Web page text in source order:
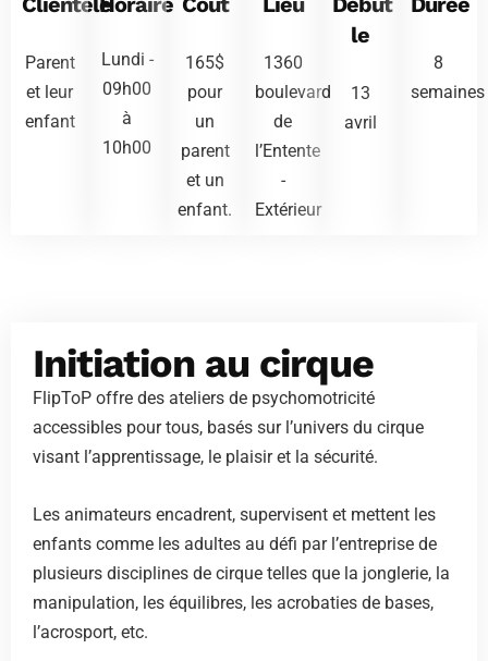
Parent
et leur
enfant
Lundi -
09h00
à
10h00
165$
pour
un
parent
et un
enfant.
1360
boulevard
de
l’Entente
-
Extérieur
le
13
avril
8
semaines
Initiation au cirque
FlipToP offre des ateliers de psychomotricité
accessibles pour tous, basés sur l’univers du cirque
visant l’apprentissage, le plaisir et la sécurité.
Les animateurs encadrent, supervisent et mettent les
enfants comme les adultes au défi par l’entreprise de
plusieurs disciplines de cirque telles que la jonglerie, la
manipulation, les équilibres, les acrobaties de bases,
l’acrosport, etc.